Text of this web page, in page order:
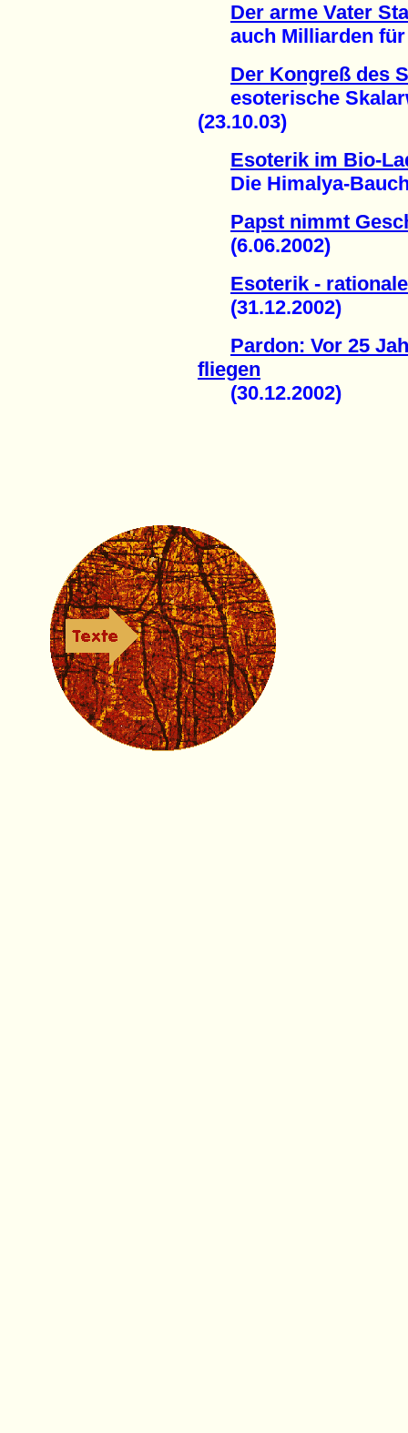
Der arme Vater
auch Milliarden für
Der Kongreß des
esoterische
(23.10.03)
Esoterik im Bio-
Die Himalya-
Papst nimmt
(6.06.2002)
Esoterik -
(31.12.2002)
Pardon: Vor 25
fliegen
(30.12.2002)